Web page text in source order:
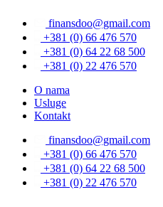
садржај
finansdoo@gmail.com
+381 (0) 66 476 570
+381 (0) 64 22 68 500
+381 (0) 22 476 570
O nama
Usluge
Kontakt
finansdoo@gmail.com
+381 (0) 66 476 570
+381 (0) 64 22 68 500
+381 (0) 22 476 570